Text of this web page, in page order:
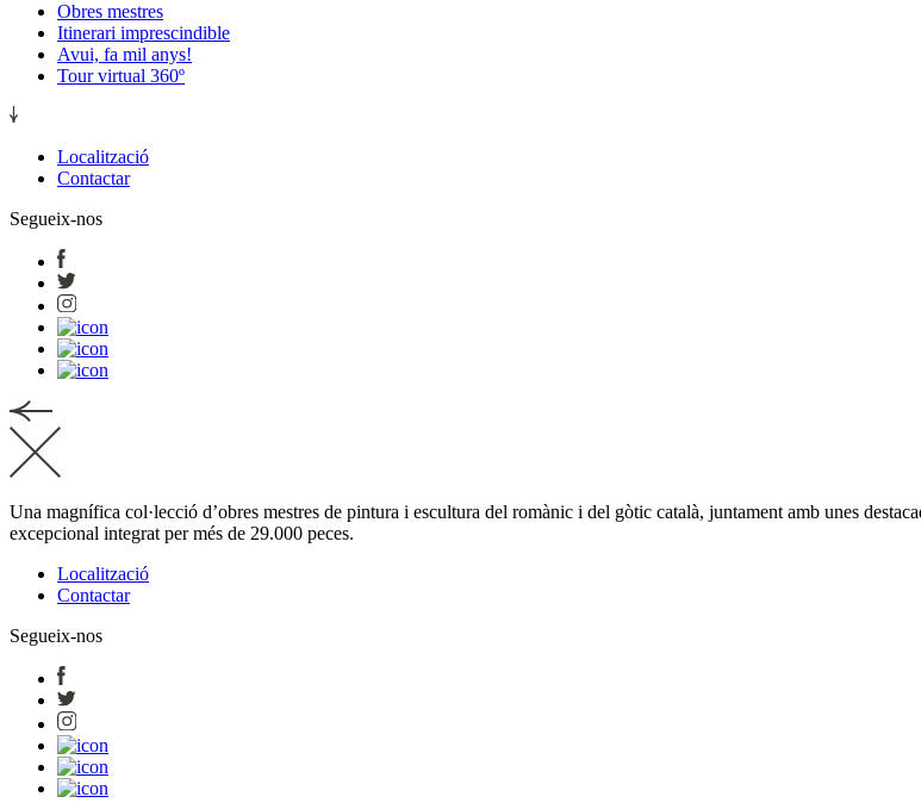
Obres mestres
Itinerari imprescindible
Avui, fa mil anys!
Tour virtual 360º
Localització
Contactar
Segueix-nos
Una magnífica col·lecció d’obres mestres de pintura i escultura del romànic i del gòtic català, juntament amb unes
excepcional integrat per més de 29.000 peces.
Localització
Contactar
Segueix-nos